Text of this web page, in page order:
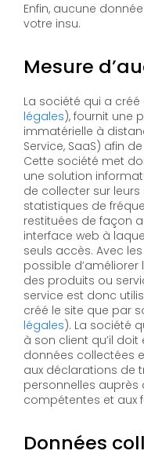
Enfin, aucune
votre insu.
Mesure
La société qui a
légales), fournit une
immatérielle à
Service, SaaS) afin de
Cette société met
une solution
de collecter sur
statistiques de
restituées de façon agrégée et anonyme dans une
interface web à
seuls accès. Avec
possible
des produits ou services qui
service est donc
créé le site que par
légales). La société
à son client qu’il doit également procéder, pour les
données collectées
aux déclarations de
personnelles
compétentes et aux
Données